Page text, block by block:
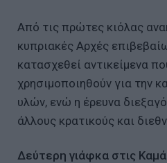
Από τις πρώτες κιόλας
κυπριακές Αρχές
κατασχεθεί αντικείμενα
χρησιμοποιηθούν για την
υλών, ενώ η έρευνα
άλλους κρατικούς και
Δεύτερη γιάφκα στις